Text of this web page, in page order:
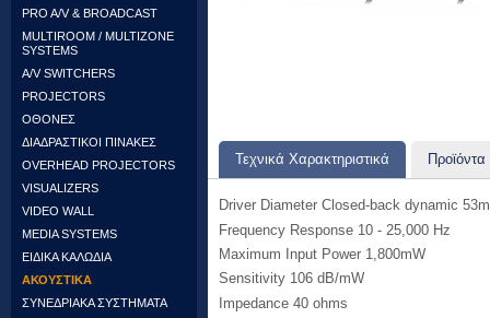
PRO A/V & BROADCAST
MULTIROOM / MULTIZONE
SYSTEMS
A/V SWITCHERS
PROJECTORS
ΟΘΟΝΕΣ
ΔΙΑΔΡΑΣΤΙΚΟΙ ΠΙΝΑΚΕΣ
OVERHEAD PROJECTORS
VISUALIZERS
VIDEO WALL
MEDIA SYSTEMS
ΕΙΔΙΚΑ ΚΑΛΩΔΙΑ
ΑΚΟΥΣΤΙΚΑ
ΣΥΝΕΔΡΙΑΚΑ ΣΥΣΤΗΜΑΤΑ
Τεχνικά Xαρακτηριστικά Προϊόντα
Driver Diameter Closed-back dynamic
Frequency Response 10 - 25,000 Hz
Maximum Input Power 1,800mW
Sensitivity 106 dB/mW
Impedance 40 ohms